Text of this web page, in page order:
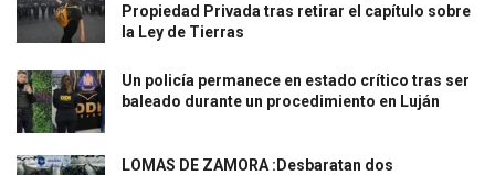
Propiedad Privada tras retirar el capítulo sobre
la Ley de Tierras
Un policía permanece en estado crítico tras ser
baleado durante un procedimiento en Luján
LOMAS DE ZAMORA :Desbaratan dos